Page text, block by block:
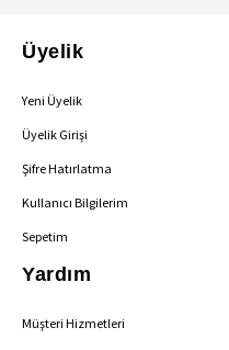
Üyelik
Yeni Üyelik
Üyelik Girişi
Şifre Hatırlatma
Kullanıcı Bilgilerim
Sepetim
Yardım
Müşteri Hizmetleri